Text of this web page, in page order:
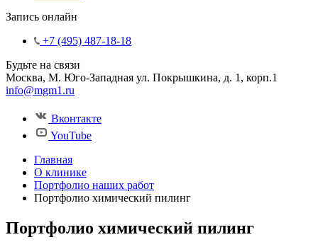
Запись онлайн
+7 (495) 487-18-18
Будьте на связи
Москва, М. Юго-Западная ул. Покрышкина, д. 1, корп.1
info@mgm1.ru
Вконтакте
YouTube
Главная
О клинике
Портфолио наших работ
Портфолио химический пилинг
Портфолио химический пилинг